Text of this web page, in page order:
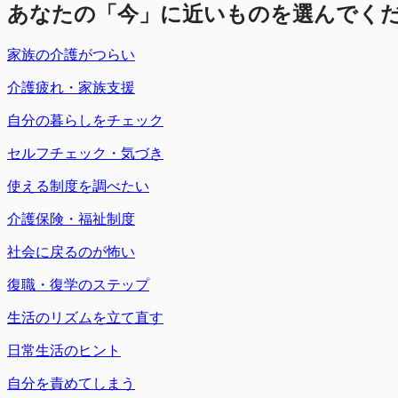
あなたの「今」に近いものを選んでく
家族の介護がつらい
介護疲れ・家族支援
自分の暮らしをチェック
セルフチェック・気づき
使える制度を調べたい
介護保険・福祉制度
社会に戻るのが怖い
復職・復学のステップ
生活のリズムを立て直す
日常生活のヒント
自分を責めてしまう